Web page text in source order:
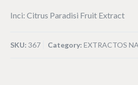
Inci: Citrus Paradisi Fruit Extract
SKU: 367 Category: EXTRACTOS